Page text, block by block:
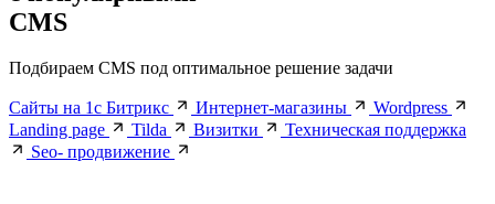
Сайты на 1с Битрикс Интернет-магазины
Wordpress
Landing page
Tilda Визитки
Техническая поддержка
Seo- продвижение